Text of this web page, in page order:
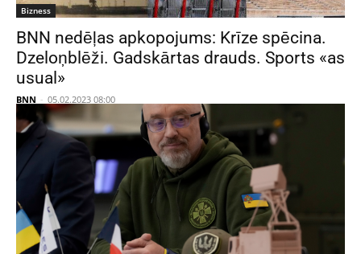
Bizness
BNN nedēļas apkopojums: Krīze spēcina.
Dzeloņblēži. Gadskārtas drauds. Sports «as
usual»
BNN - 05.02.2023 08:00